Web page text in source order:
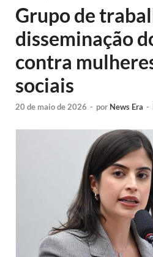
Grupo de
disseminação
contra
sociais
20 de maio de 2026 - por News Era -